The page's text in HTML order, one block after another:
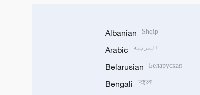
Albanian Shqip
Arabic العربية
Belarusian Беларуская
Bengali বাংলা